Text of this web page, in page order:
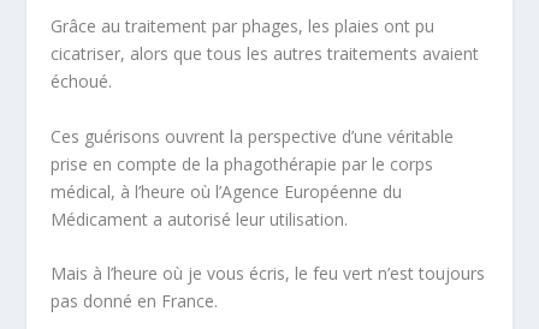
Grâce au traitement par phages, les plaies ont pu
cicatriser, alors que tous les autres traitements avaient
échoué.
Ces guérisons ouvrent la perspective d’une véritable
prise en compte de la phagothérapie par le corps
médical, à l’heure où l’Agence Européenne du
Médicament a autorisé leur utilisation.
Mais à l’heure où je vous écris, le feu vert n’est toujours
pas donné en France.